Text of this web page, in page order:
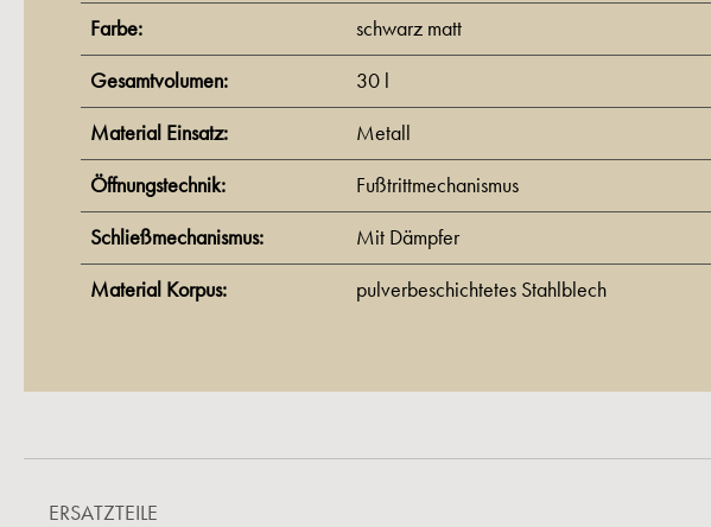
Farbe: schwarz matt
Gesamtvolumen: 30 l
Material Einsatz: Metall
Öffnungstechnik: Fußtrittmechanismus
Schließmechanismus: Mit Dämpfer
Material Korpus: pulverbeschichtetes Stahlblech
ERSATZTEILE